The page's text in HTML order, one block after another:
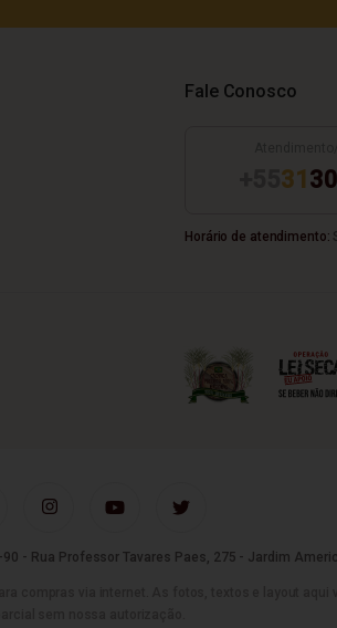
Fale Conosco
31
Horário de atendimento:
- Rua Professor Tavares Paes, 275 - Jardim